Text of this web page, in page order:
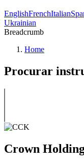
EnglishFrenchItalian
Ukrainian
Breadcrumb
Home
Procurar
Crown